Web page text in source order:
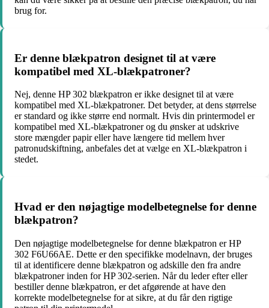
brug for.
Er denne blækpatron designet til at være
kompatibel med XL-blækpatroner?
Nej, denne HP 302 blækpatron er ikke designet til at være
kompatibel med XL-blækpatroner. Det betyder, at dens størrelse
er standard og ikke større end normalt. Hvis din printermodel er
kompatibel med XL-blækpatroner og du ønsker at udskrive
store mængder papir eller have længere tid mellem hver
patronudskiftning, anbefales det at vælge en XL-blækpatron i
stedet.
Hvad er den nøjagtige modelbetegnelse for denne
blækpatron?
Den nøjagtige modelbetegnelse for denne blækpatron er HP
302 F6U66AE. Dette er den specifikke modelnavn, der bruges
til at identificere denne blækpatron og adskille den fra andre
blækpatroner inden for HP 302-serien. Når du leder efter eller
bestiller denne blækpatron, er det afgørende at have den
korrekte modelbetegnelse for at sikre, at du får den rigtige